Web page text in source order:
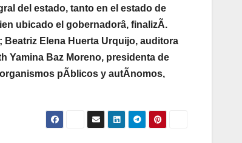
del estado, tanto en el estado de
ubicado el gobernadorâ, finalizÃ.
Elena Huerta Urquijo, auditora
Yamina Baz Moreno, presidenta de
pÃblicos y autÃnomos,